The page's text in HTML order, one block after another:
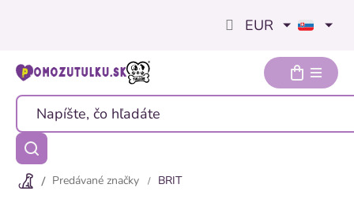
EUR
Predávané značky BRIT